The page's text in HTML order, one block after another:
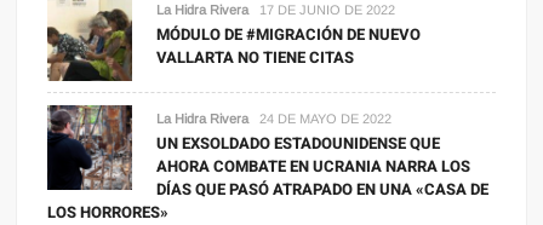
La Hidra Rivera 17 DE JUNIO DE 2022
MÓDULO DE #MIGRACIÓN DE NUEVO
VALLARTA NO TIENE CITAS
La Hidra Rivera 24 DE MAYO DE 2022
UN EXSOLDADO ESTADOUNIDENSE QUE
AHORA COMBATE EN UCRANIA NARRA LOS
DÍAS QUE PASÓ ATRAPADO EN UNA «CASA DE
LOS HORRORES»